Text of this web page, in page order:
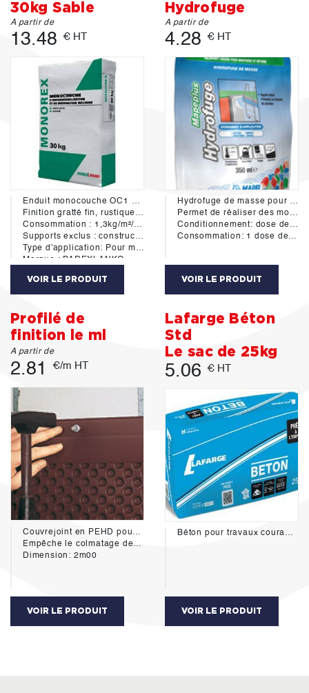
30kg Sable
A partir de
13.48 € HT
Enduit monocouche OC1 d'imperméabilisation et de décoration des parois verticales extérieures et intérieures en maçonnerie et béton conformes au DTU 20.1 de blocs béton, briques et béton cellulaire.
Finition gratté fin, rustique, rustique écrasé, taloché
Consommation : 1,3kg/m²/mm d'épaisseur.
Supports exclus : constructions hourdées ou enduites au plâtre, supports exposés inclinés de plus de 10° par rapport à la verticale.
Type d'application: Pour machine à projeter. possibilité d'application manuel
Marque : PAREXLANKO
VOIR LE PRODUIT
Hydrofuge
A partir de
4.28 € HT
Hydrofuge de masse pour bétons et mortiers
Permet de réaliser des mortiers et des bétons imperméables à l'eau.
Conditionnement: dose de 350ml
Consommation: 1 dose de 350ml pour 1 sac de ciment 35kg ou liant
VOIR LE PRODUIT
Profilé de
finition le ml
A partir de
2.81 €/m HT
Couvrejoint en PEHD pour la finition en partie haute des protections de soubassement.
Empêche le colmatage de la lame d'air ménagée par les alvéoles de la protection de soubassement.
Dimension: 2m00
VOIR LE PRODUIT
Lafarge Béton
Std
Le sac de 25kg
5.06 € HT
Béton pour travaux courant de maçonnerie
VOIR LE PRODUIT